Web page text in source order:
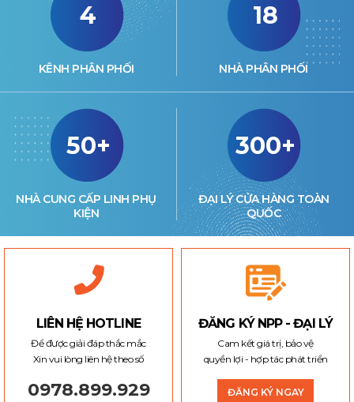
4
KÊNH PHÂN PHỐI
18
NHÀ PHÂN PHỐI
50+
NHÀ CUNG CẤP LINH PHỤ
KIỆN
300+
ĐẠI LÝ CỬA HÀNG TOÀN
QUỐC
LIÊN HỆ HOTLINE
Để được giải đáp thắc mắc
Xin vui lòng liên hệ theo số
0978.899.929
ĐĂNG KÝ NPP - ĐẠI LÝ
Cam kết giá trị, bảo vệ
quyền lợi - hợp tác phát triển
ĐĂNG KÝ NGAY